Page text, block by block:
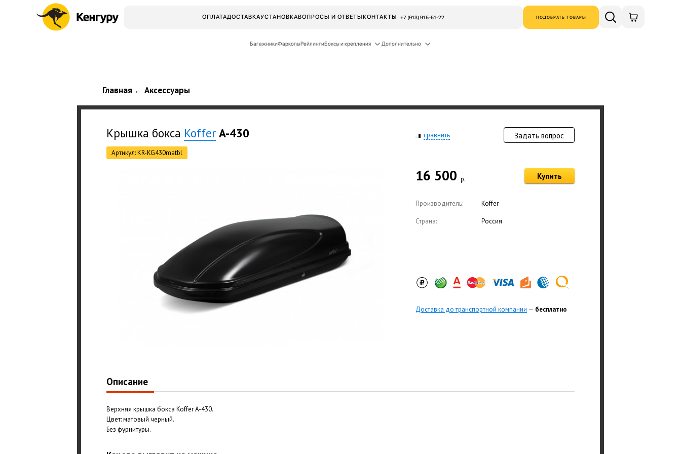
ОПЛАТАДОСТАВКАУСТАНОВКАВОПРОСЫ И ОТВЕТЫКОНТАКТЫ +7 (913) 915-51-22 ПОДОБРАТЬ ТОВАРЫ
БагажникиФаркопыРейлингиБоксы и крепления Дополнительно
Главная ← Аксессуары
Крышка бокса Koffer A-430
Артикул: KR-KG430matbl
сравнить Задать вопрос
16 500 р. Купить
Производитель: Koffer
Страна: Россия
Доставка до транспортной компании — бесплатно
Описание
Верхняя крышка бокса Koffer A-430.
Цвет: матовый черный.
Без фурнитуры.